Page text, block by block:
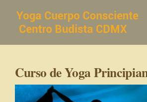
contenido
Curso de Yoga